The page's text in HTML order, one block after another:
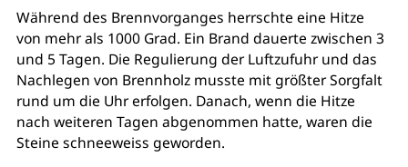
Während des Brennvorganges herrschte eine Hitze
von mehr als 1000 Grad. Ein Brand dauerte zwischen 3
und 5 Tagen. Die Regulierung der Luftzufuhr und das
Nachlegen von Brennholz musste mit größter Sorgfalt
rund um die Uhr erfolgen. Danach, wenn die Hitze
nach weiteren Tagen abgenommen hatte, waren die
Steine schneeweiss geworden.